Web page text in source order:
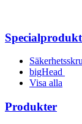
bigHead
Visa alla
Produkter